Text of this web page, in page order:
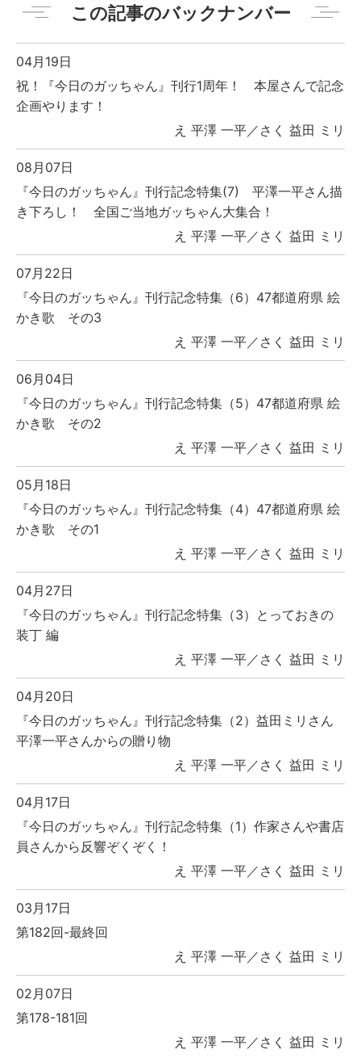
この記事のバックナンバー
04月19日
祝！『今日のガッちゃん』刊行1周年！ 本屋さんで記念
企画やります！
え 平澤 一平／さく 益田 ミリ
08月07日
『今日のガッちゃん』刊行記念特集(7) 平澤一平さん描
き下ろし！ 全国ご当地ガッちゃん大集合！
え 平澤 一平／さく 益田 ミリ
07月22日
『今日のガッちゃん』刊行記念特集（6）47都道府県 絵
かき歌 その3
え 平澤 一平／さく 益田 ミリ
06月04日
『今日のガッちゃん』刊行記念特集（5）47都道府県 絵
かき歌 その2
え 平澤 一平／さく 益田 ミリ
05月18日
『今日のガッちゃん』刊行記念特集（4）47都道府県 絵
かき歌 その1
え 平澤 一平／さく 益田 ミリ
04月27日
『今日のガッちゃん』刊行記念特集（3）とっておきの
装丁 編
え 平澤 一平／さく 益田 ミリ
04月20日
『今日のガッちゃん』刊行記念特集（2）益田ミリさん
平澤一平さんからの贈り物
え 平澤 一平／さく 益田 ミリ
04月17日
『今日のガッちゃん』刊行記念特集（1）作家さんや書店
員さんから反響ぞくぞく！
え 平澤 一平／さく 益田 ミリ
03月17日
第182回-最終回
え 平澤 一平／さく 益田 ミリ
02月07日
第178-181回
え 平澤 一平／さく 益田 ミリ